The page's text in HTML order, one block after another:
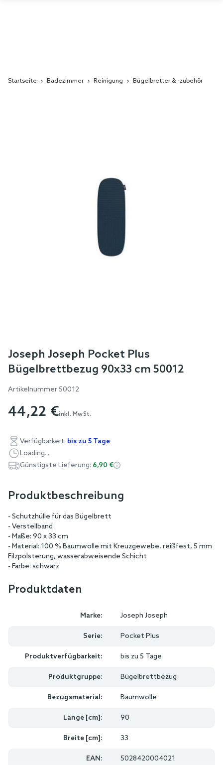
Startseite Badezimmer Reinigung Bügelbretter & -zubehör
Skip
to
beginning
the
gallery
Joseph Joseph Pocket Plus
Bügelbrettbezug 90x33 cm 50012
Artikelnummer50012
44,22 €inkl. MwSt.
Verfügbarkeit: bis zu 5 Tage
Loading...
Günstigste Lieferung: 6,90 €
Produktbeschreibung
- Schutzhülle für das Bügelbrett
- Verstellband
- Maße: 90 x 33 cm
- Material: 100 % Baumwolle mit Kreuzgewebe, reißfest, 5 mm
Filzpolsterung, wasserabweisende Schicht
- Farbe: schwarz
Produktdaten
Marke: Joseph Joseph
Serie: Pocket Plus
Produktverfügbarkeit: bis zu 5 Tage
Produktgruppe: Bügelbrettbezug
Bezugsmaterial: Baumwolle
Länge [cm]: 90
Breite [cm]: 33
EAN: 5028420004021